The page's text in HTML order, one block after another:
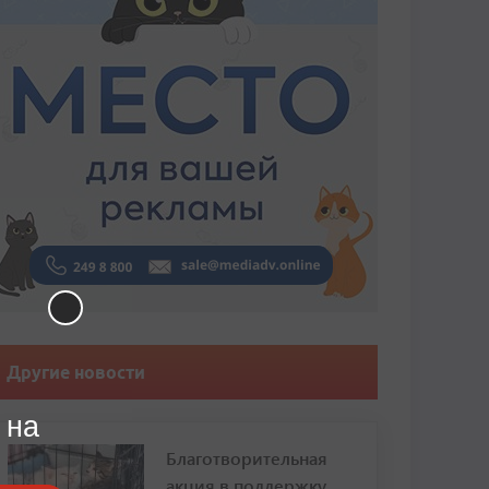
Другие новости
Благотворительная